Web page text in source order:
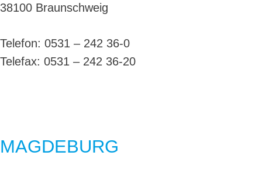
38100 Braunschweig
Telefon: 0531 – 242 36-0
Telefax: 0531 – 242 36-20
MAGDEBURG